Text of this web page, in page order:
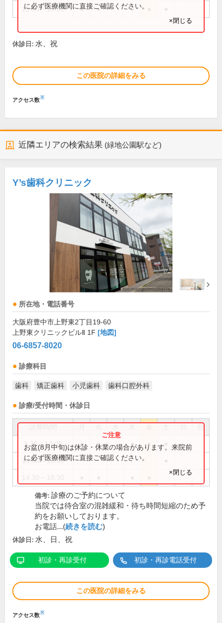
15:00～19:30 ● ● ●
に必ず医療機関に直接ご確認ください。
×閉じる
休診日: 水、祝
この医院の詳細をみる
アクセス数※
近隣エリアの検索結果 (緑地公園駅など)
Y’s歯科クリニック
所在地・電話番号
大阪府豊中市上野東2丁目19-60
上野東クリニックビルⅡ 1F [地図]
06-6857-8020
診療科目
歯科 矯正歯科 小児歯科 歯科口腔外科
診療/受付時間・休診日
祝
9:30～13:00 ● ● ● ●
14:00～18:00
お盆(8月中旬)は休診・休業の場合があります。来院前
に必ず医療機関に直接ご確認ください。
×閉じる
備考: 診療のご予約について
当院では待合室の混雑緩和・待ち時間短縮のため予
約をお願いしております。
お電話...(続きを読む)
休診日: 水、日、祝
初診・再診受付 初診・再診電話受付
この医院の詳細をみる
アクセス数※